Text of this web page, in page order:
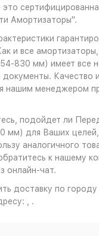
это
Амортизаторы".
и все
54-830 мм) имеет все
Качество
нашим менеджером
подойдет ли
мм) для Ваших
аналогичного
к нашему
онлайн-чат.
доставку по городу
, .